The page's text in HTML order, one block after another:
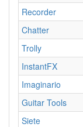
Recorder
Chatter
Trolly
InstantFX
Imaginario
Guitar Tools
Siete